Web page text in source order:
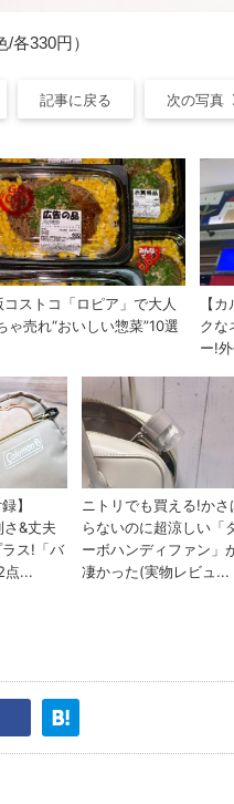
各330円）
記事に戻る 次の写真